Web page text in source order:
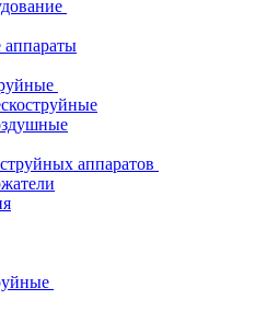
аппараты
аппаратов